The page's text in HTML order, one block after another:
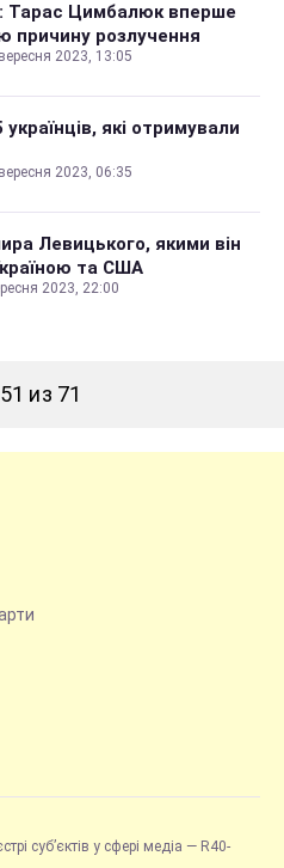
Тарас Цимбалюк вперше
причину розлучення
2023, 13:05
які отримували
2023, 06:35
Левицького, якими він
та США
2023, 22:00
из 71
суб’єктів у сфері медіа — R40-